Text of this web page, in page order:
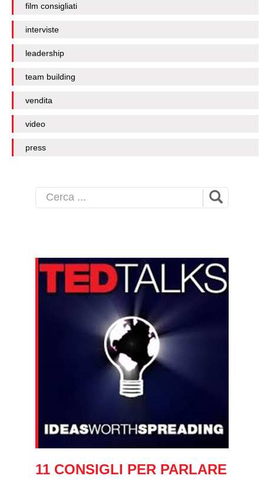
film consigliati
interviste
leadership
team building
vendita
video
press
11 CONSIGLI PER PARLARE